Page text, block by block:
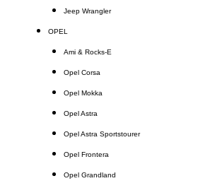
Jeep Wrangler
OPEL
Ami & Rocks-E
Opel Corsa
Opel Mokka
Opel Astra
Opel Astra Sportstourer
Opel Frontera
Opel Grandland